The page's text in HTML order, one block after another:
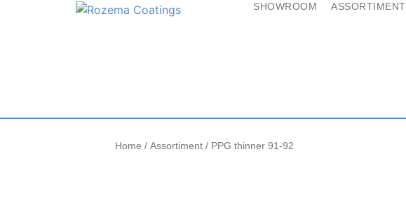
SHOWROOM ASSORTIMENT
Home / Assortiment/ PPG thinner 91-92